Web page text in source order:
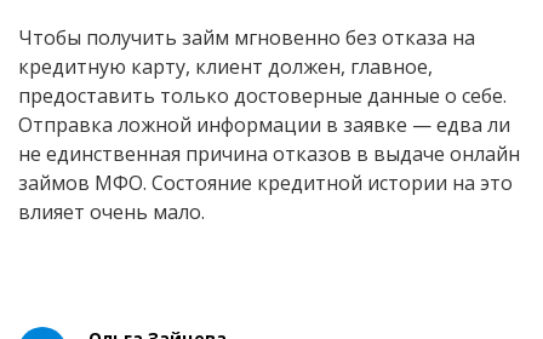
Чтобы получить займ мгновенно без отказа на
кредитную карту, клиент должен, главное,
предоставить только достоверные данные о себе.
Отправка ложной информации в заявке — едва ли
не единственная причина отказов в выдаче онлайн
займов МФО. Состояние кредитной истории на это
влияет очень мало.